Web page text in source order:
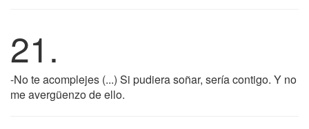
21.
-No te acomplejes (...) Si pudiera soñar, sería contigo. Y no
me avergüenzo de ello.